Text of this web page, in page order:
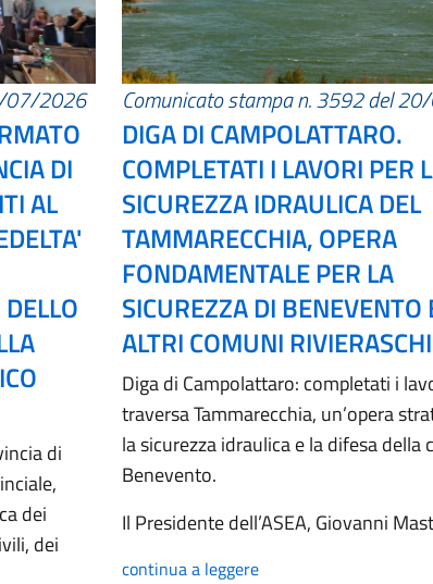
07/2026
DI
AL
di
dei
dei
Comunicato stampa n. 3592 del
DIGA DI CAMPOLATTARO.
COMPLETATI I LAVORI PER
SICUREZZA IDRAULICA DEL
TAMMARECCHIA, OPERA
FONDAMENTALE PER LA
SICUREZZA DI BENEVENTO
ALTRI COMUNI RIVIERASCHI
Diga di Campolattaro: completati i
traversa Tammarecchia, un’opera
la sicurezza idraulica e la difesa della
Benevento.
Il Presidente dell’ASEA, Giovanni
continua a leggere